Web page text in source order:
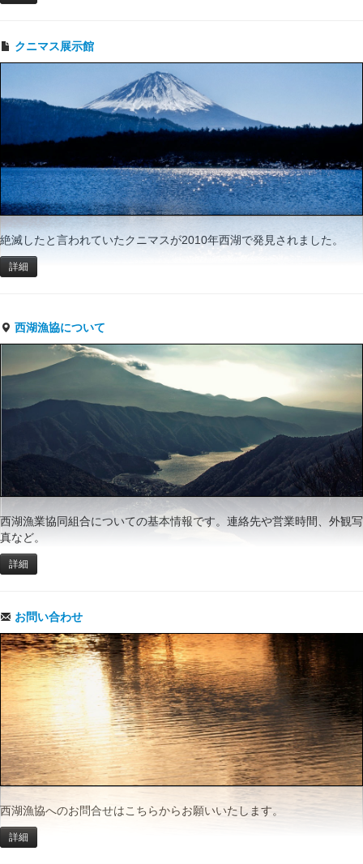
クニマス展示館
絶滅したと言われていたクニマスが2010年西湖で発見されました。
詳細
西湖漁協について
西湖漁業協同組合についての基本情報です。連絡先や営業時間、外観写
真など。
詳細
お問い合わせ
西湖漁協へのお問合せはこちらからお願いいたします。
詳細